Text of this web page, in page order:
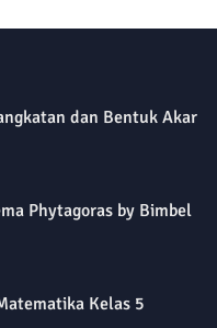
dan Bentuk Akar
Phytagoras by Bimbel
Kelas 5